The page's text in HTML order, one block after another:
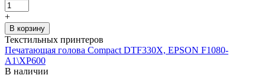
+
В корзину
Текстильных принтеров
Печатающая голова Compact DTF330X, EPSON F1080-
A1\XP600
В наличии